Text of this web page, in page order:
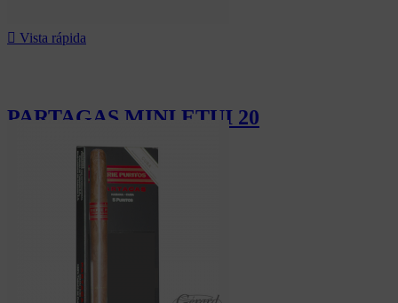
 Vista rápida
PARTAGAS MINI ETUI 20